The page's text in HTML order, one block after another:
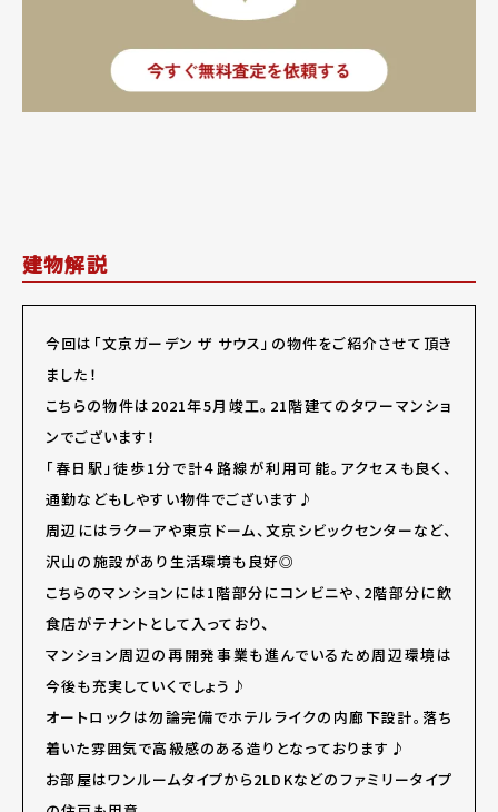
建物解説
今回は「文京ガーデン ザ サウス」の物件をご紹介させて頂き
ました！
こちらの物件は2021年5月竣工。21階建てのタワーマンショ
ンでございます！
「春日駅」徒歩1分で計４路線が利用可能。アクセスも良く、
通勤などもしやすい物件でございます♪
周辺にはラクーアや東京ドーム、文京シビックセンターなど、
沢山の施設があり生活環境も良好◎
こちらのマンションには1階部分にコンビニや、2階部分に飲
食店がテナントとして入っており、
マンション周辺の再開発事業も進んでいるため周辺環境は
今後も充実していくでしょう♪
オートロックは勿論完備でホテルライクの内廊下設計。落ち
着いた雰囲気で高級感のある造りとなっております♪
お部屋はワンルームタイプから2LDKなどのファミリータイプ